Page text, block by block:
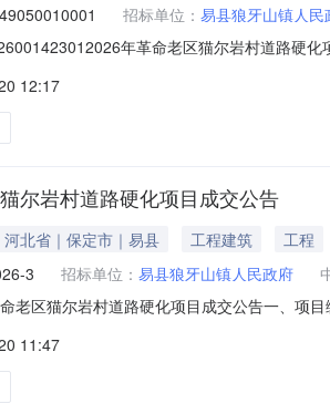
招标单位： 易县狼牙山镇人民
年革命老区猫尔岩村道路硬
：/优惠价/入围价：/优惠产品简要描述：/四
12:17
尔岩村道路硬化项目成交公告
河北省｜保定市｜易县 工程建筑
工程
3 招标单位： 易县狼牙山镇人民政府
老区猫尔岩村道路硬化项目成交公告一、项
程项目经理工程执业证书信息中标金额下浮
11:47